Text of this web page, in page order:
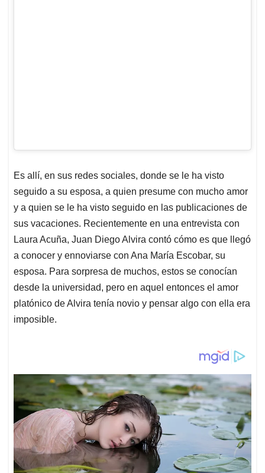
Es allí, en sus redes sociales, donde se le ha visto
seguido a su esposa, a quien presume con mucho amor
y a quien se le ha visto seguido en las publicaciones de
sus vacaciones. Recientemente en una entrevista con
Laura Acuña, Juan Diego Alvira contó cómo es que llegó
a conocer y ennoviarse con Ana María Escobar, su
esposa. Para sorpresa de muchos, estos se conocían
desde la universidad, pero en aquel entonces el amor
platónico de Alvira tenía novio y pensar algo con ella era
imposible.